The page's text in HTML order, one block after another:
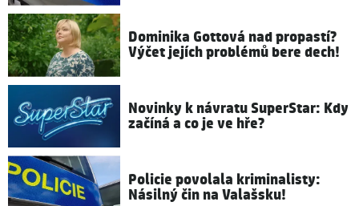
Dominika Gottová nad propastí?
Výčet jejích problémů bere dech!
Novinky k návratu SuperStar: Kdy
začíná a co je ve hře?
Policie povolala kriminalisty:
Násilný čin na Valašsku!